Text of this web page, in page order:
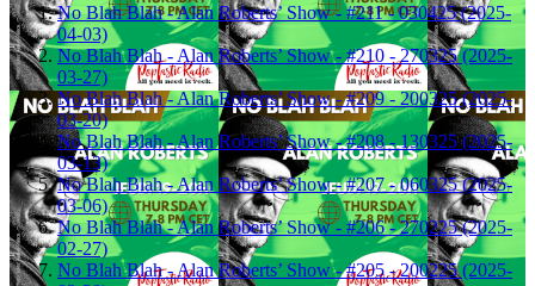
No Blah Blah - Alan Roberts’ Show - #211 - 030425 (2025-
04-03)
No Blah Blah - Alan Roberts’ Show - #210 - 270325 (2025-
03-27)
No Blah Blah - Alan Roberts’ Show - #209 - 200325 (2025-
03-20)
No Blah Blah - Alan Roberts’ Show - #208 - 130325 (2025-
03-13)
No Blah Blah - Alan Roberts’ Show - #207 - 060325 (2025-
03-06)
No Blah Blah - Alan Roberts’ Show - #206 - 270225 (2025-
02-27)
No Blah Blah - Alan Roberts’ Show - #205 - 200225 (2025-